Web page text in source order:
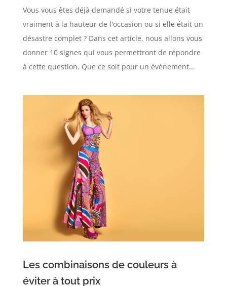
Vous vous êtes déjà demandé si votre tenue était
vraiment à la hauteur de l'occasion ou si elle était un
désastre complet ? Dans cet article, nous allons vous
donner 10 signes qui vous permettront de répondre
à cette question. Que ce soit pour un événement...
Les combinaisons de couleurs à
éviter à tout prix